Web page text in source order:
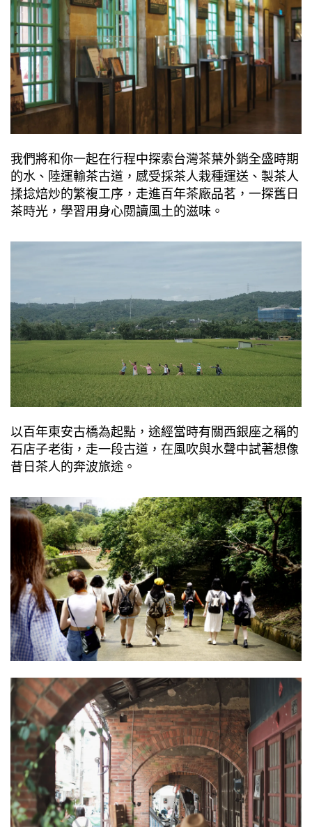
我們將和你⼀起在⾏程中探索台灣茶葉外銷全盛時期
的⽔、陸運輸茶古道，感受採茶⼈栽種運送、製茶⼈
揉捻焙炒的繁複⼯序，⾛進百年茶廠品茗，⼀探舊⽇
茶時光，學習⽤⾝⼼閱讀風⼟的滋味。
以百年東安古橋為起點，途經當時有關⻄銀座之稱的
⽯店⼦老街，⾛⼀段古道，在風吹與⽔聲中試著想像
昔⽇茶⼈的奔波旅途。